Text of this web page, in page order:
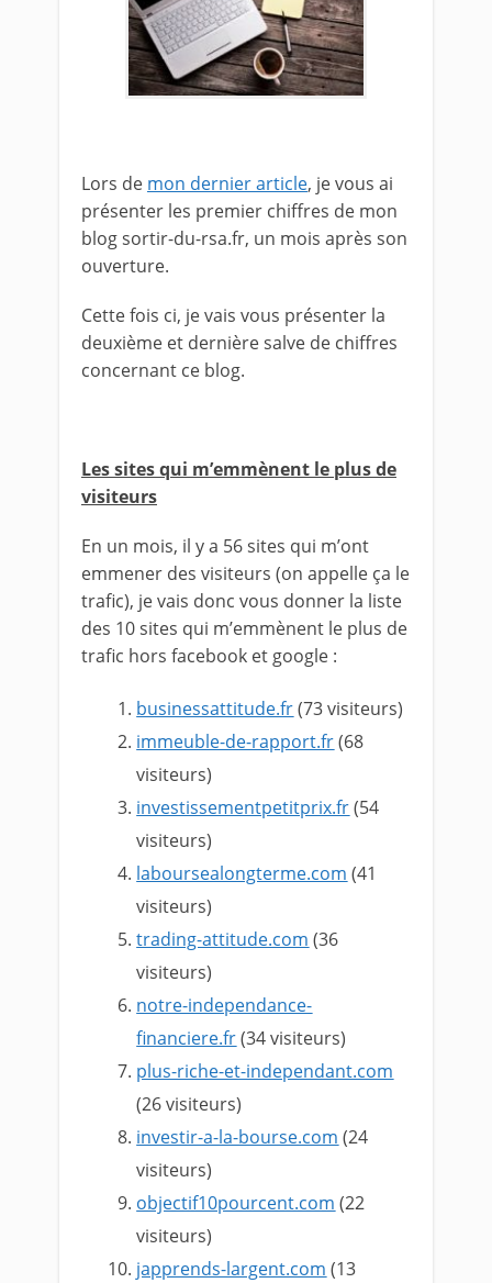
Lors de mon dernier article, je vous ai
présenter les premier chiffres de mon
blog sortir-du-rsa.fr, un mois après son
ouverture.
Cette fois ci, je vais vous présenter la
deuxième et dernière salve de chiffres
concernant ce blog.
Les sites qui m’emmènent le plus de
visiteurs
En un mois, il y a 56 sites qui m’ont
emmener des visiteurs (on appelle ça le
trafic), je vais donc vous donner la liste
des 10 sites qui m’emmènent le plus de
trafic hors facebook et google :
businessattitude.fr(73 visiteurs)
immeuble-de-rapport.fr(68
visiteurs)
investissementpetitprix.fr(54
visiteurs)
laboursealongterme.com (41
visiteurs)
trading-attitude.com (36
visiteurs)
notre-independance-
financiere.fr(34 visiteurs)
plus-riche-et-independant.com
(26 visiteurs)
investir-a-la-bourse.com (24
visiteurs)
objectif10pourcent.com (22
visiteurs)
japprends-largent.com (13